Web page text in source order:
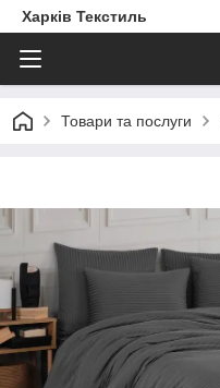
Харків Текстиль
Товари та послуги